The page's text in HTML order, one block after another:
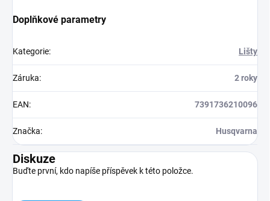
Doplňkové parametry
Kategorie: Lišty
Záruka: 2 roky
EAN: 7391736210096
Značka: Husqvarna
Diskuze
Buďte první, kdo napíše příspěvek k této položce.